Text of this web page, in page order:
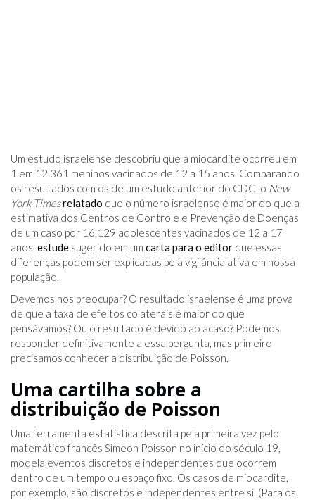
Um estudo israelense descobriu que a miocardite ocorreu em
1 em 12.361 meninos vacinados de 12 a 15 anos. Comparando
os resultados com os de um estudo anterior do CDC, o New
York Timesrelatado que o número israelense é maior do que a
estimativa dos Centros de Controle e Prevenção de Doenças
de um caso por 16.129 adolescentes vacinados de 12 a 17
anos. estude sugerido em um carta para o editor que essas
diferenças podem ser explicadas pela vigilância ativa em nossa
população.
Devemos nos preocupar? O resultado israelense é uma prova
de que a taxa de efeitos colaterais é maior do que
pensávamos? Ou o resultado é devido ao acaso? Podemos
responder definitivamente a essa pergunta, mas primeiro
precisamos conhecer a distribuição de Poisson.
Uma cartilha sobre a
distribuição de Poisson
Uma ferramenta estatística descrita pela primeira vez pelo
matemático francês Simeon Poisson no início do século 19,
modela eventos discretos e independentes que ocorrem
dentro de um tempo ou espaço fixo. Os casos de miocardite,
por exemplo, são discretos e independentes entre si. (Para os